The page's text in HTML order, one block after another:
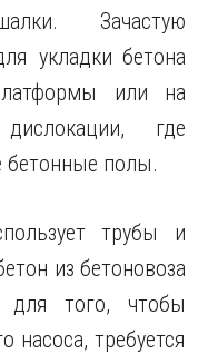
Зачастую
укладки бетона
или на
где
полы.
трубы и
из бетоновоза
того, чтобы
насоса, требуется